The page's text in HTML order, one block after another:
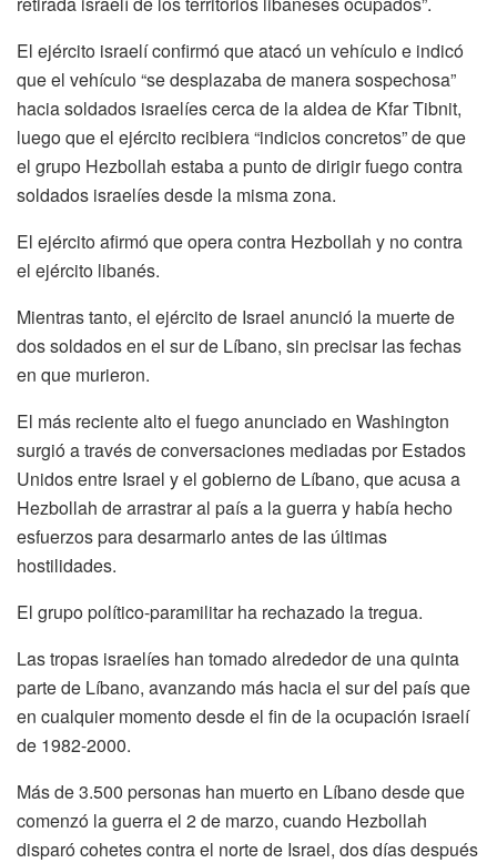
El ejército israelí confirmó que atacó un vehículo e indicó
que el vehículo “se desplazaba de manera sospechosa”
hacia soldados israelíes cerca de la aldea de Kfar Tibnit,
luego que el ejército recibiera “indicios concretos” de que
el grupo Hezbollah estaba a punto de dirigir fuego contra
soldados israelíes desde la misma zona.
El ejército afirmó que opera contra Hezbollah y no contra
el ejército libanés.
Mientras tanto, el ejército de Israel anunció la muerte de
dos soldados en el sur de Líbano, sin precisar las fechas
en que murieron.
El más reciente alto el fuego anunciado en Washington
surgió a través de conversaciones mediadas por Estados
Unidos entre Israel y el gobierno de Líbano, que acusa a
Hezbollah de arrastrar al país a la guerra y había hecho
esfuerzos para desarmarlo antes de las últimas
hostilidades.
El grupo político-paramilitar ha rechazado la tregua.
Las tropas israelíes han tomado alrededor de una quinta
parte de Líbano, avanzando más hacia el sur del país que
en cualquier momento desde el fin de la ocupación israelí
de 1982-2000.
Más de 3.500 personas han muerto en Líbano desde que
comenzó la guerra el 2 de marzo, cuando Hezbollah
disparó cohetes contra el norte de Israel, dos días después